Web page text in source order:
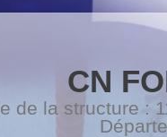
CN
de la structure :